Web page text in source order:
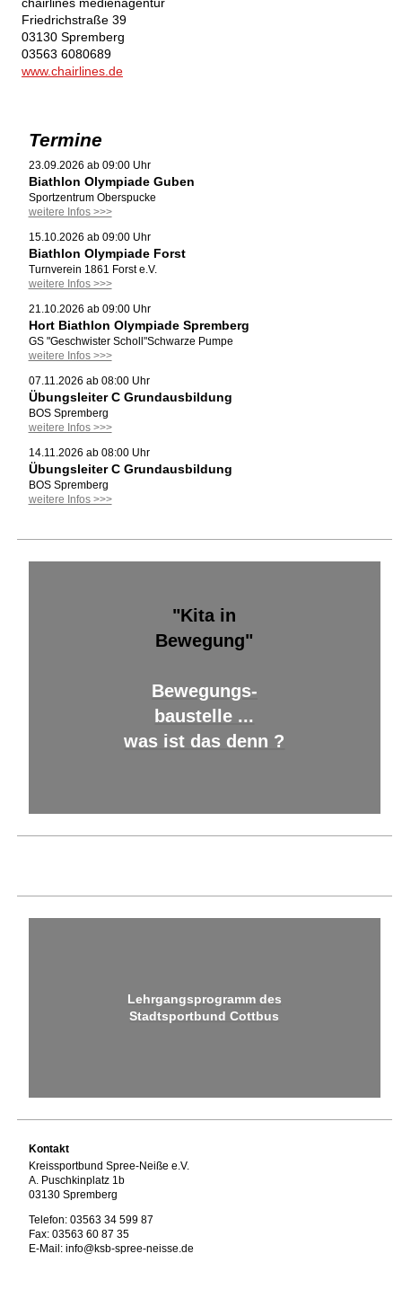
Friedrichstraße 39
03130 Spremberg
03563 6080689
www.chairlines.de
Termine
23.09.2026 ab 09:00 Uhr
Biathlon Olympiade Guben
Sportzentrum Oberspucke
weitere Infos >>>
15.10.2026 ab 09:00 Uhr
Biathlon Olympiade Forst
Turnverein 1861 Forst e.V.
weitere Infos >>>
21.10.2026 ab 09:00 Uhr
Hort Biathlon Olympiade Spremberg
GS "Geschwister Scholl"Schwarze Pumpe
weitere Infos >>>
07.11.2026 ab 08:00 Uhr
Übungsleiter C Grundausbildung
BOS Spremberg
weitere Infos >>>
14.11.2026 ab 08:00 Uhr
Übungsleiter C Grundausbildung
BOS Spremberg
weitere Infos >>>
"Kita in
Bewegung"
Bewegungs-
baustelle ...
was ist das denn ?
Lehrgangsprogramm des
Stadtsportbund Cottbus
Kontakt
Kreissportbund Spree-Neiße e.V.
A. Puschkinplatz 1b
03130 Spremberg
Telefon: 03563 34 599 87
Fax: 03563 60 87 35
E-Mail: info@ksb-spree-neisse.de